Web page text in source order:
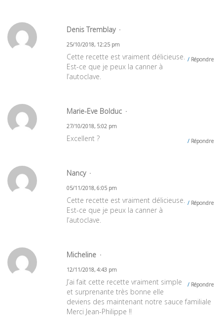
Denis Tremblay
25/10/2018, 12:25 pm
Répondre
Cette recette est vraiment délicieuse.
Est-ce que je peux la canner à
l’autoclave.
Marie-Eve Bolduc
27/10/2018, 5:02 pm
Répondre
Excellent ?
Nancy
05/11/2018, 6:05 pm
Répondre
Cette recette est vraiment délicieuse.
Est-ce que je peux la canner à
l’autoclave.
Micheline
12/11/2018, 4:43 pm
Répondre
J’ai fait cette recette vraiment simple
et surprenante très bonne elle
deviens des maintenant notre sauce familiale
Merci Jean-Philippe !!